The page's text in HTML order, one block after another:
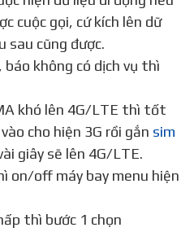
cuộc gọi, cứ kích lên dữ
sau cũng được.
báo không có dịch vụ thì
khó lên 4G/LTE thì tốt
cho hiện 3G rồi gắn sim
giây sẽ lên 4G/LTE.
on/off máy bay menu hiện
thì bước 1 chọn